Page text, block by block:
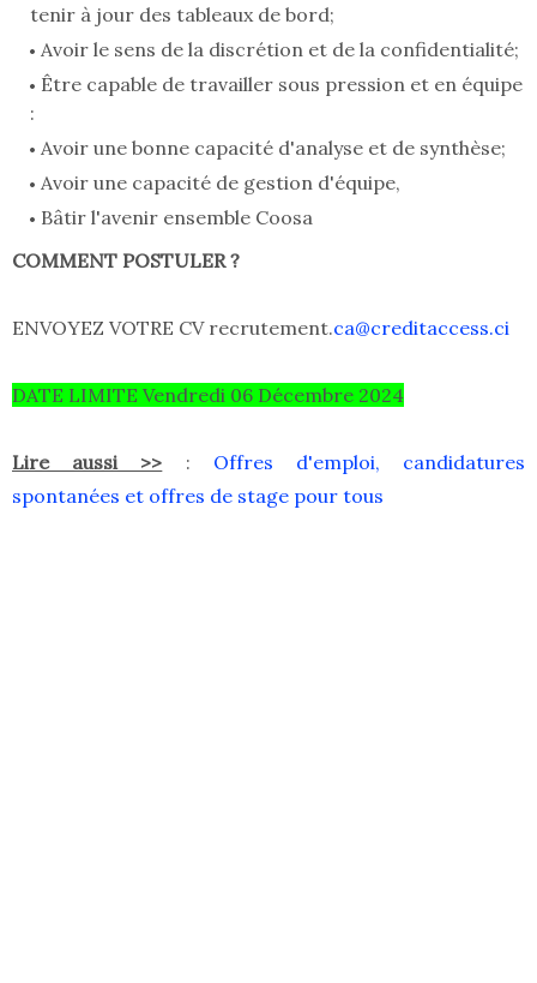
tenir à jour des tableaux de bord;
Avoir le sens de la discrétion et de la confidentialité;
Être capable de travailler sous pression et en équipe
:
Avoir une bonne capacité d'analyse et de synthèse;
Avoir une capacité de gestion d'équipe,
Bâtir l'avenir ensemble Coosa
COMMENT POSTULER ?
ENVOYEZ VOTRE CV recrutement.ca@creditaccess.ci
DATE LIMITE Vendredi 06 Décembre 2024
Lire aussi >> : Offres d'emploi, candidatures
spontanées et offres de stage pour tous